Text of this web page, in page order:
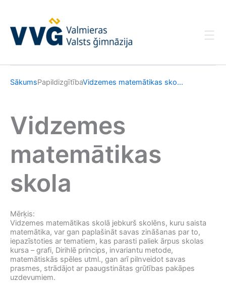
SākumsPapildizgītībaVidzemes matemātikas sko...
Vidzemes
matemātikas
skola
Mērķis:
Vidzemes matemātikas skolā jebkurš skolēns, kuru saista
matemātika, var gan paplašināt savas zināšanas par to,
iepazīstoties ar tematiem, kas parasti paliek ārpus skolas
kursa – grafi, Dirihlē princips, invariantu metode,
matemātiskās spēles utml., gan arī pilnveidot savas
prasmes, strādājot ar paaugstinātas grūtības pakāpes
uzdevumiem.